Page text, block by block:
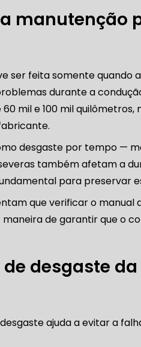
DIREÇÃO HIDRÁULICA
DIREÇÃO HIDRÁULICA
HIDRÁULICA SÃO PAULO
AUTOMOTIVOS
FREIO DE
manutenção
ser feita somente quando
durante a
mil e 100 mil quilômetros,
desgaste por tempo —
também afetam a
para preservar
que verificar o manual
de garantir que o
desgaste
ajuda a evitar a